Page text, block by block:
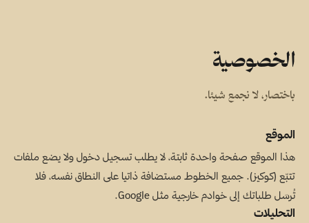
الخصوصية
باختصار، لا نجمع شيئا.
الموقع
هذا الموقع صفحة واحدة ثابتة، لا يطلب تسجيل دخول ولا يضع ملفات
تتبّع (كوكيز). جميع الخطوط مستضافة ذاتيا على النطاق نفسه، فلا
تُرسَل طلباتك إلى خوادم خارجية مثل Google.
التحليلات